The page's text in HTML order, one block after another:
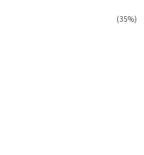
(35%)